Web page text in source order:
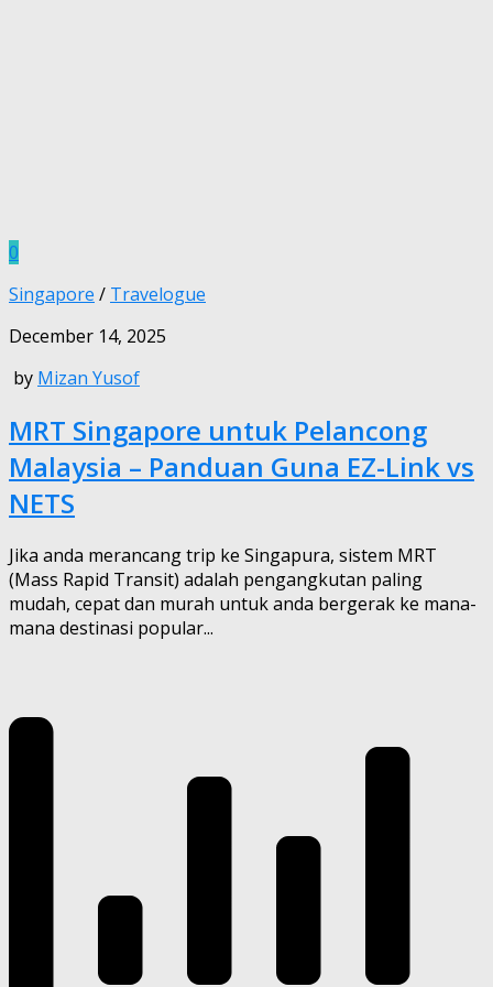
0
Singapore / Travelogue
December 14, 2025
by Mizan Yusof
MRT Singapore untuk Pelancong
Malaysia – Panduan Guna EZ-Link vs
NETS
Jika anda merancang trip ke Singapura, sistem MRT
(Mass Rapid Transit) adalah pengangkutan paling
mudah, cepat dan murah untuk anda bergerak ke mana-
mana destinasi popular...